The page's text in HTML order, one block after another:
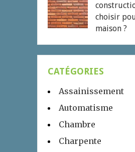
choisir
maison ?
CATÉGORIES
Assainissement
Automatisme
Chambre
Charpente